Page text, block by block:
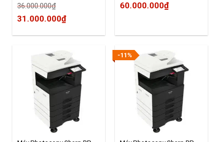
36.000.000₫
Original
36.000.000₫.
31.000.000₫Current
31.000.000₫.
60.000.000₫
-11%